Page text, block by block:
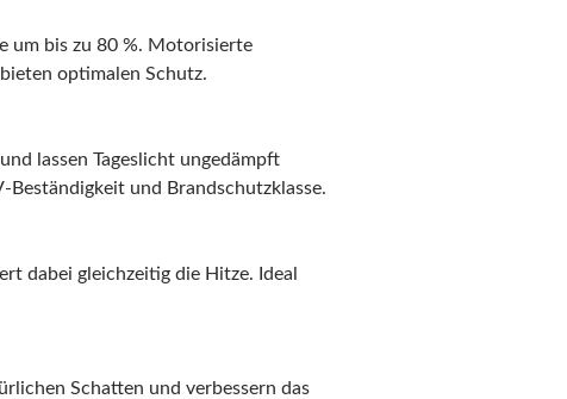
um bis zu 80 %. Motorisierte
optimalen Schutz.
lassen Tageslicht ungedämpft
Beständigkeit und Brandschutzklasse.
dabei gleichzeitig die Hitze. Ideal
Schatten und verbessern das